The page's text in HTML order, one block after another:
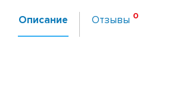
Описание Отзывы